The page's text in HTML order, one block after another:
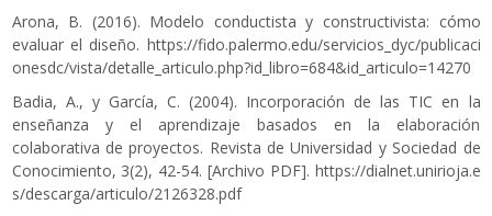
Arona, B. (2016). Modelo conductista y constructivista: cómo
evaluar el diseño. https://fido.palermo.edu/servicios_dyc/publicaci
onesdc/vista/detalle_articulo.php?id_libro=684&id_articulo=14270
Badia, A., y García, C. (2004). Incorporación de las TIC en la
enseñanza y el aprendizaje basados en la elaboración
colaborativa de proyectos. Revista de Universidad y Sociedad de
Conocimiento, 3(2), 42-54. [Archivo PDF]. https://dialnet.unirioja.e
s/descarga/articulo/2126328.pdf